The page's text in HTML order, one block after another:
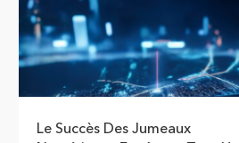
Le Succès Des Jumeaux